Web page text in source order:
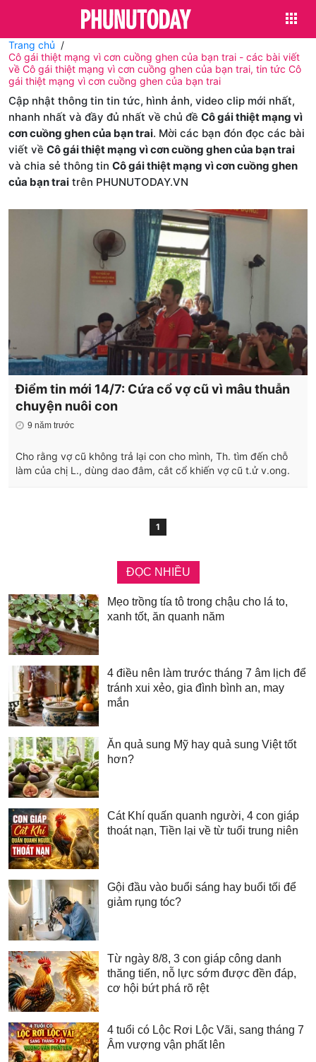
Trang chủ
Cô gái thiệt mạng vì cơn cuồng ghen của bạn trai - các bài viết
về Cô gái thiệt mạng vì cơn cuồng ghen của bạn trai, tin tức Cô
gái thiệt mạng vì cơn cuồng ghen của bạn trai
Cập nhật thông tin tin tức, hình ảnh, video clip mới nhất,
nhanh nhất và đầy đủ nhất về chủ đề Cô gái thiệt mạng vì
cơn cuồng ghen của bạn trai. Mời các bạn đón đọc các bài
viết về Cô gái thiệt mạng vì cơn cuồng ghen của bạn trai
và chia sẻ thông tin Cô gái thiệt mạng vì cơn cuồng ghen
của bạn trai trên PHUNUTODAY.VN
Điểm tin mới 14/7: Cứa cổ vợ cũ vì mâu thuẫn
chuyện nuôi con
9 năm trước
Cho rằng vợ cũ không trả lại con cho mình, Th. tìm đến chỗ
làm của chị L., dùng dao đâm, cắt cổ khiến vợ cũ t.ử v.ong.
1
ĐỌC NHIỀU
Mẹo trồng tía tô trong chậu cho lá to,
xanh tốt, ăn quanh năm
4 điều nên làm trước tháng 7 âm lịch để
tránh xui xẻo, gia đình bình an, may
mắn
Ăn quả sung Mỹ hay quả sung Việt tốt
hơn?
Cát Khí quấn quanh người, 4 con giáp
thoát nạn, Tiền lại về từ tuổi trung niên
Gội đầu vào buổi sáng hay buổi tối để
giảm rụng tóc?
Từ ngày 8/8, 3 con giáp công danh
thăng tiến, nỗ lực sớm được đền đáp,
cơ hội bứt phá rõ rệt
4 tuổi có Lộc Rơi Lộc Vãi, sang tháng 7
Âm vượng vận phất lên